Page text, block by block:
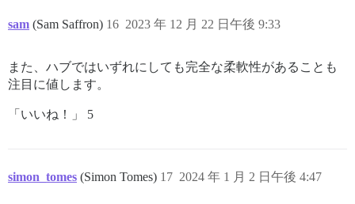
sam (Sam Saffron) 2023 年 12 月 22 日午後 9:33
16
また、ハブではいずれにしても完全な柔軟性があることも
注目に値します。
「いいね！」 5
simon_tomes (Simon Tomes) 2024 年 1 月 2 日午後 4:47
17